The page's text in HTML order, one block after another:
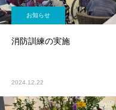
お知らせ
消防訓練の実施
2024.12.22